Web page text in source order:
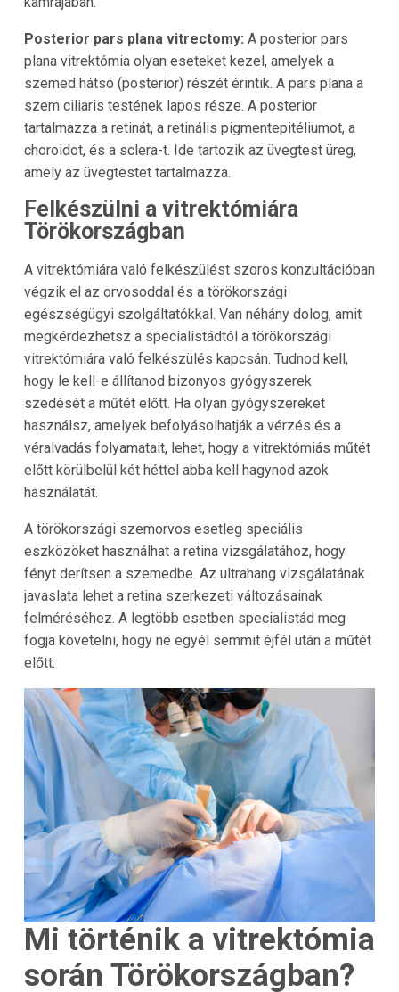
Posterior pars plana vitrectomy: A posterior pars
plana vitrektómia olyan eseteket kezel, amelyek a
szemed hátsó (posterior) részét érintik. A pars plana a
szem ciliaris testének lapos része. A posterior
tartalmazza a retinát, a retinális pigmentepitéliumot, a
choroidot, és a sclera-t. Ide tartozik az üvegtest üreg,
amely az üvegtestet tartalmazza.
Felkészülni a vitrektómiára
Törökországban
A vitrektómiára való felkészülést szoros konzultációban
végzik el az orvosoddal és a törökországi
egészségügyi szolgáltatókkal. Van néhány dolog, amit
megkérdezhetsz a specialistádtól a törökországi
vitrektómiára való felkészülés kapcsán. Tudnod kell,
hogy le kell-e állítanod bizonyos gyógyszerek
szedését a műtét előtt. Ha olyan gyógyszereket
használsz, amelyek befolyásolhatják a vérzés és a
véralvadás folyamatait, lehet, hogy a vitrektómiás műtét
előtt körülbelül két héttel abba kell hagynod azok
használatát.
A törökországi szemorvos esetleg speciális
eszközöket használhat a retina vizsgálatához, hogy
fényt derítsen a szemedbe. Az ultrahang vizsgálatának
javaslata lehet a retina szerkezeti változásainak
felméréséhez. A legtöbb esetben specialistád meg
fogja követelni, hogy ne egyél semmit éjfél után a műtét
előtt.
Mi történik a vitrektómia
során Törökországban?